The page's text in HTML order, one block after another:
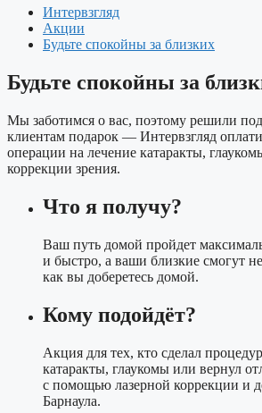
Интервзгляд
Акции
Будьте спокойны за близких
Будьте спокойны за
Мы заботимся о вас, поэтому решили
клиентам подарок — Интервзгляд
операции на лечение катаракты,
коррекции зрения.
Что я получу?
Ваш путь домой пройдет
и быстро, а ваши близкие смогут
как вы доберетесь домой.
Кому подойдёт?
Акция для тех, кто сделал
катаракты, глаукомы или вернул
с помощью лазерной коррекции и
Барнаула.